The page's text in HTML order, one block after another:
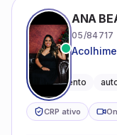
ANA
05/84717
Acolhimento
CRP ativo